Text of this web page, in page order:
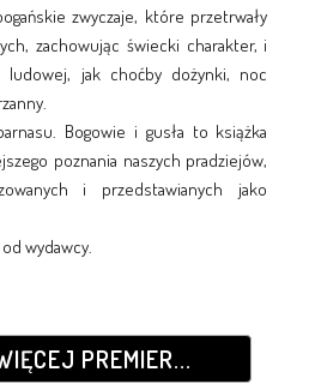
zwyczaje, które przetrwały
zachowując świecki charakter, i
jak choćby dożynki, noc
Bogowie i gusła to książka
poznania naszych pradziejów,
i przedstawianych jako
wydawcy.
PREMIER...